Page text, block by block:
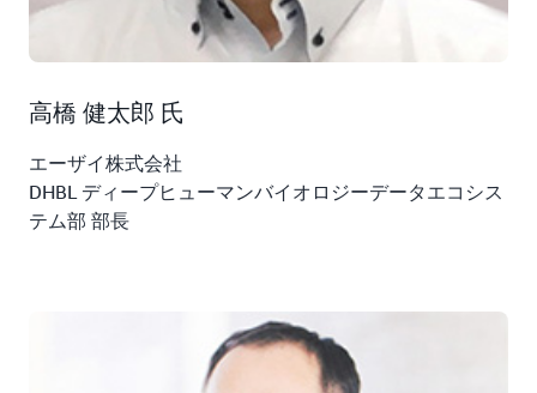
高橋 健太郎 氏
エーザイ株式会社
DHBL ディープヒューマンバイオロジーデータエコシス
テム部 部長